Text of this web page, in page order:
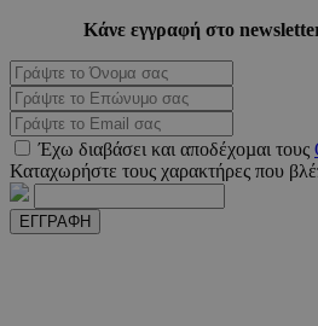
Κάνε εγγραφή στο
Έχω διαβάσει και αποδέχοµαι τους
Καταχωρήστε τους χαρακτήρες που
ΕΓΓΡΑΦΗ
AdSphere-GDPR